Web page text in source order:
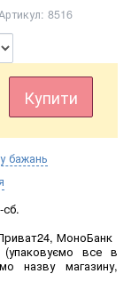
8516
Купити
бажань
МоноБанк
(упаковуємо все в
назву магазину,